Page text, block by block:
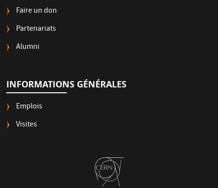
Faire un don
Partenariats
Alumni
INFORMATIONS GÉNÉRALES
Emplois
Visites